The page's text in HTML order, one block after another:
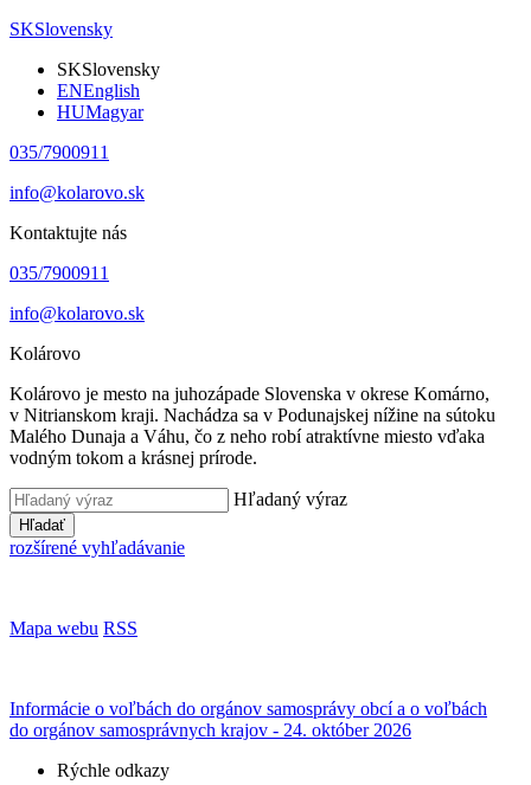
SKSlovensky
SKSlovensky
ENEnglish
HUMagyar
035/7900911
info@kolarovo.sk
Kontaktujte nás
035/7900911
info@kolarovo.sk
Kolárovo
Kolárovo je mesto na juhozápade Slovenska v okrese Komárno,
v Nitrianskom kraji. Nachádza sa v Podunajskej nížine na sútoku
Malého Dunaja a Váhu, čo z neho robí atraktívne miesto vďaka
vodným tokom a krásnej prírode.
Hľadaný výraz
Hľadať
rozšírené vyhľadávanie
Mapa webu RSS
Informácie o voľbách do orgánov samosprávy obcí a o voľbách
do orgánov samosprávnych krajov - 24. október 2026
Rýchle odkazy